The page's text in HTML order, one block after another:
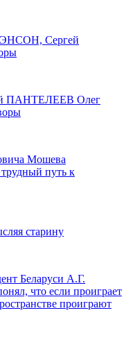
Сергей
ПАНТЕЛЕЕВ Олег
Мошева
путь к
старину
Беларуси А.Г.
что если проиграет
проиграют